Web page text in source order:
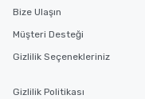
Bize Ulaşın
Müşteri Desteği
Gizlilik Seçenekleriniz
Gizlilik Politikası